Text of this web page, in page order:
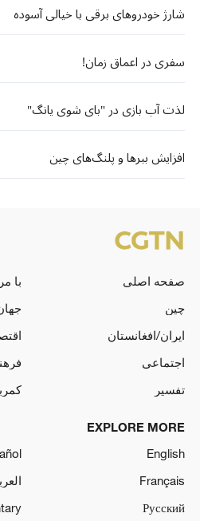
شارژ خودروهای برقی با خیالی آسوده
سفری در اعماق زمان!
لذت آب بازی در "بای شوی یانگ"
افزایش ببرها و پلنگ‌های چین
صفحه اصلی
با
چین
ایران/افغانستان
اجتماعی
تفسیر
EXPLORE MORE
English
Français
Русский